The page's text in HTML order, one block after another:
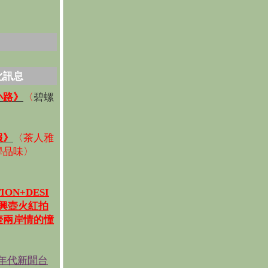
訊息
》 〈碧螺
〈茶人雅
味〉
壺火紅拍
岸情的憧
代新聞台